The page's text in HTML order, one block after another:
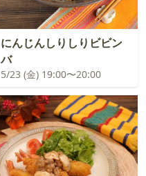
にんじんしりしりビビン
バ
5/23 (金) 19:00〜20:00